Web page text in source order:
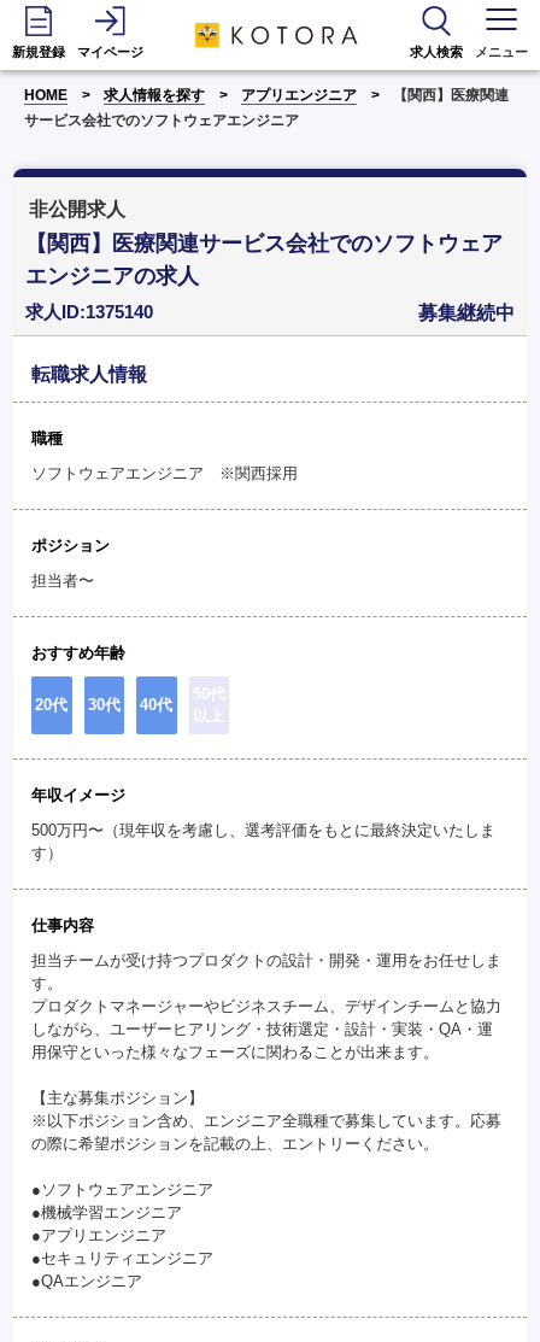
新規登録 マイページ 求人検索 メニュー
HOME 求人情報を探す アプリエンジニア
【関西】医療関連
サービス会社でのソフトウェアエンジニア
非公開求人
【関西】医療関連サービス会社でのソフトウェア
エンジニアの求人
求人ID:1375140 募集継続中
転職求人情報
職種
ソフトウェアエンジニア ※関西採用
ポジション
担当者〜
おすすめ年齢
20代 30代 40代
50代
以上
年収イメージ
500万円〜（現年収を考慮し、選考評価をもとに最終決定いたしま
す）
仕事内容
担当チームが受け持つプロダクトの設計・開発・運用をお任せしま
す。
プロダクトマネージャーやビジネスチーム、デザインチームと協力
しながら、ユーザーヒアリング・技術選定・設計・実装・QA・運
用保守といった様々なフェーズに関わることが出来ます。
【主な募集ポジション】
※以下ポジション含め、エンジニア全職種で募集しています。応募
の際に希望ポジションを記載の上、エントリーください。
●ソフトウェアエンジニア
●機械学習エンジニア
●アプリエンジニア
●セキュリティエンジニア
●QAエンジニア